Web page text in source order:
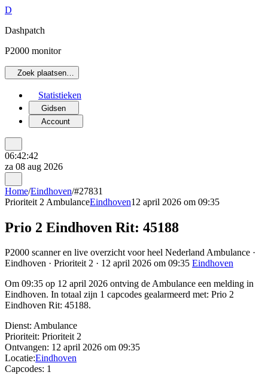
D
Dashpatch
P2000 monitor
Zoek plaatsen…
Statistieken
Gidsen
Account
06:42:42
za 08 aug 2026
Home/Eindhoven/#27831
Prioriteit 2 AmbulanceEindhoven12 april 2026 om 09:35
Prio 2 Eindhoven Rit: 45188
P2000 scanner en live overzicht voor heel Nederland Ambulance ·
Eindhoven · Prioriteit 2 · 12 april 2026 om 09:35 Eindhoven
Om 09:35 op 12 april 2026 ontving de Ambulance een melding in
Eindhoven. In totaal zijn 1 capcodes gealarmeerd met: Prio 2
Eindhoven Rit: 45188.
Dienst: Ambulance
Prioriteit: Prioriteit 2
Ontvangen: 12 april 2026 om 09:35
Locatie:Eindhoven
Capcodes: 1